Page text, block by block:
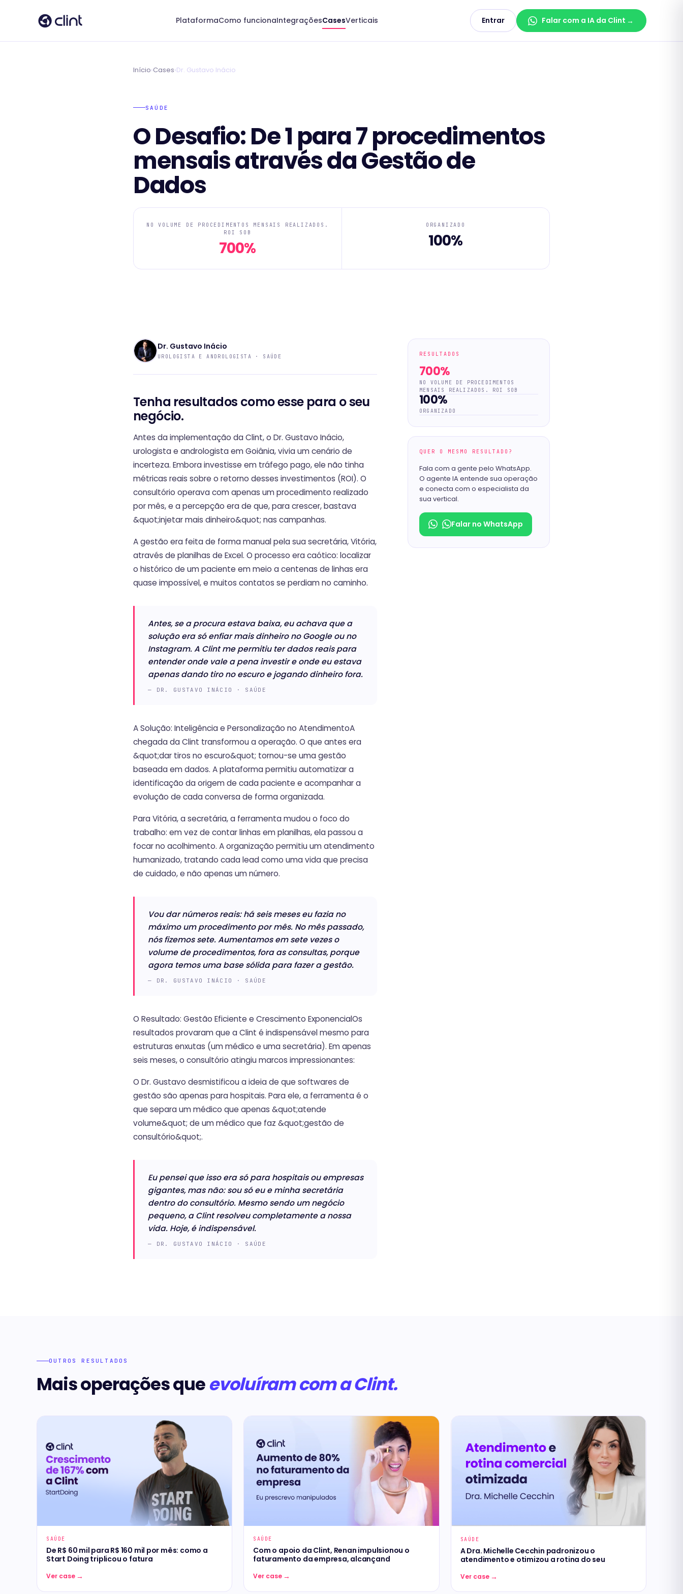
PlataformaComo funcionaIntegraçõesCasesVerticais Entrar Falar com a IA da Clint →
Início›Cases›Dr. Gustavo Inácio
SAÚDE
O Desafio: De 1 para 7 procedimentos
mensais através da Gestão de
Dados
NO VOLUME DE PROCEDIMENTOS MENSAIS REALIZADOS.
ROI SOB
700%
ORGANIZADO
100%
Dr. Gustavo Inácio
UROLOGISTA E ANDROLOGISTA · SAÚDE
Tenha resultados como esse para o seu
negócio.
Antes da implementação da Clint, o Dr. Gustavo Inácio,
urologista e andrologista em Goiânia, vivia um cenário de
incerteza. Embora investisse em tráfego pago, ele não tinha
métricas reais sobre o retorno desses investimentos (ROI). O
consultório operava com apenas um procedimento realizado
por mês, e a percepção era de que, para crescer, bastava
&quot;injetar mais dinheiro&quot; nas campanhas.
A gestão era feita de forma manual pela sua secretária, Vitória,
através de planilhas de Excel. O processo era caótico: localizar
o histórico de um paciente em meio a centenas de linhas era
quase impossível, e muitos contatos se perdiam no caminho.
Antes, se a procura estava baixa, eu achava que a
solução era só enfiar mais dinheiro no Google ou no
Instagram. A Clint me permitiu ter dados reais para
entender onde vale a pena investir e onde eu estava
apenas dando tiro no escuro e jogando dinheiro fora.
— DR. GUSTAVO INÁCIO · SAÚDE
‍A Solução: Inteligência e Personalização no AtendimentoA
chegada da Clint transformou a operação. O que antes era
&quot;dar tiros no escuro&quot; tornou-se uma gestão
baseada em dados. A plataforma permitiu automatizar a
identificação da origem de cada paciente e acompanhar a
evolução de cada conversa de forma organizada.
Para Vitória, a secretária, a ferramenta mudou o foco do
trabalho: em vez de contar linhas em planilhas, ela passou a
focar no acolhimento. A organização permitiu um atendimento
humanizado, tratando cada lead como uma vida que precisa
de cuidado, e não apenas um número.
Vou dar números reais: há seis meses eu fazia no
máximo um procedimento por mês. No mês passado,
nós fizemos sete. Aumentamos em sete vezes o
volume de procedimentos, fora as consultas, porque
agora temos uma base sólida para fazer a gestão.
— DR. GUSTAVO INÁCIO · SAÚDE
‍O Resultado: Gestão Eficiente e Crescimento ExponencialOs
resultados provaram que a Clint é indispensável mesmo para
estruturas enxutas (um médico e uma secretária). Em apenas
seis meses, o consultório atingiu marcos impressionantes:
O Dr. Gustavo desmistificou a ideia de que softwares de
gestão são apenas para hospitais. Para ele, a ferramenta é o
que separa um médico que apenas &quot;atende
volume&quot; de um médico que faz &quot;gestão de
consultório&quot;.
Eu pensei que isso era só para hospitais ou empresas
gigantes, mas não: sou só eu e minha secretária
dentro do consultório. Mesmo sendo um negócio
pequeno, a Clint resolveu completamente a nossa
vida. Hoje, é indispensável.
— DR. GUSTAVO INÁCIO · SAÚDE
RESULTADOS
700%
NO VOLUME DE PROCEDIMENTOS
MENSAIS REALIZADOS. ROI SOB
100%
ORGANIZADO
QUER O MESMO RESULTADO?
Fala com a gente pelo WhatsApp.
O agente IA entende sua operação
e conecta com o especialista da
sua vertical.
Falar no WhatsApp
OUTROS RESULTADOS
Mais operações queevoluíram com a Clint.
SAÚDE
De R$ 60 mil para R$ 160 mil por mês: como a
Start Doing triplicou o fatura
Ver case →
SAÚDE
Com o apoio da Clint, Renan impulsionou o
faturamento da empresa, alcançand
Ver case →
SAÚDE
A Dra. Michelle Cecchin padronizou o
atendimento e otimizou a rotina do seu
Ver case →